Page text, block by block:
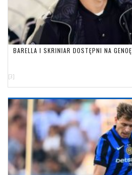
BARELLA I SKRINIAR DOSTĘPNI NA GENOĘ
[3]